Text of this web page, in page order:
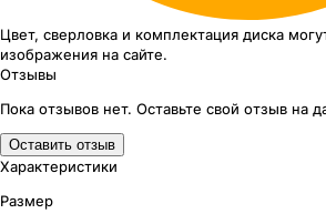
Цвет, сверловка и комплектация диска
изображения на сайте.
Отзывы
Пока отзывов нет. Оставьте свой отзыв на
Оставить отзыв
Характеристики
Размер